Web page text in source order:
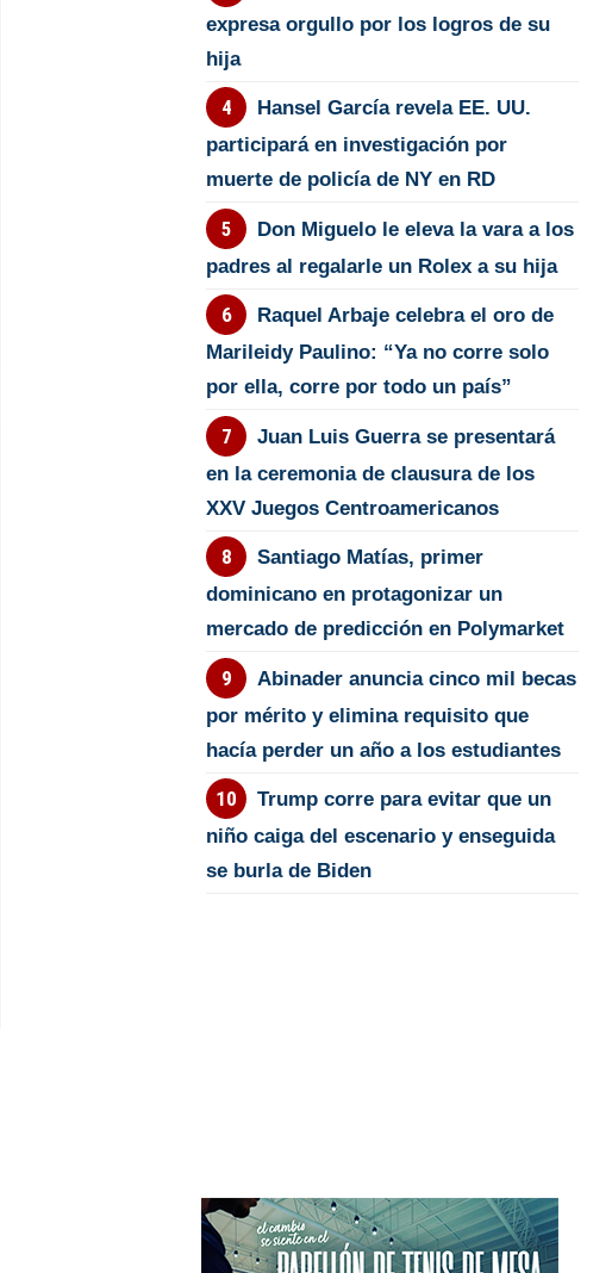
expresa orgullo por los logros de su
hija
Hansel García revela EE. UU.
participará en investigación por
muerte de policía de NY en RD
Don Miguelo le eleva la vara a los
padres al regalarle un Rolex a su hija
Raquel Arbaje celebra el oro de
Marileidy Paulino: “Ya no corre solo
por ella, corre por todo un país”
Juan Luis Guerra se presentará
en la ceremonia de clausura de los
XXV Juegos Centroamericanos
Santiago Matías, primer
dominicano en protagonizar un
mercado de predicción en Polymarket
Abinader anuncia cinco mil becas
por mérito y elimina requisito que
hacía perder un año a los estudiantes
Trump corre para evitar que un
niño caiga del escenario y enseguida
se burla de Biden